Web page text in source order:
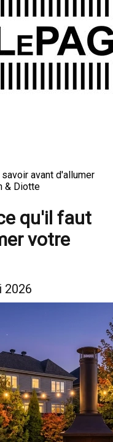
avant d'allumer
& Diotte
qu'il faut
votre
2026